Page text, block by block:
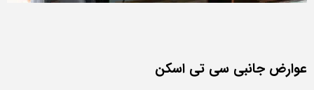
عوارض جانبی سی تی اسکن